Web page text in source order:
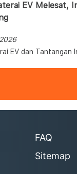
EV Melesat,
EV dan Tantangan
FAQ
Sitemap